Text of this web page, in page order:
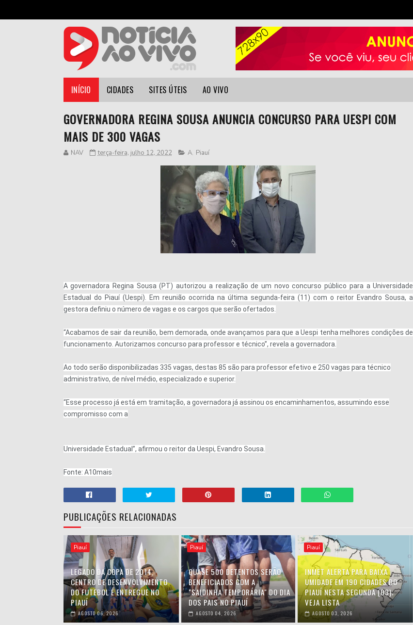
INÍCIO CIDADES SITES ÚTEIS AO VIVO
GOVERNADORA REGINA SOUSA ANUNCIA CONCURSO PARA UESPI COM
MAIS DE 300 VAGAS
NAV terça-feira, julho 12, 2022 A, Piauí
A governadora Regina Sousa (PT) autorizou a realização de um novo concurso público para a Universidade
Estadual do Piauí (Uespi). Em reunião ocorrida na última segunda-feira (11) com o reitor Evandro Sousa, a
gestora definiu o número de vagas e os cargos que serão ofertados.
“Acabamos de sair da reunião, bem demorada, onde avançamos para que a Uespi tenha melhores condições de
funcionamento. Autorizamos concurso para professor e técnico”, revela a governadora.
Ao todo serão disponibilizadas 335 vagas, destas 85 são para professor efetivo e 250 vagas para técnico
administrativo, de nível médio, especializado e superior.
“Esse processo já está em tramitação, a governadora já assinou os encaminhamentos, assumindo esse
compromisso com a
Universidade Estadual”, afirmou o reitor da Uespi, Evandro Sousa.
Fonte: A10mais
PUBLICAÇÕES RELACIONADAS
Piauí
LEGADO DA COPA DE 2014,
CENTRO DE DESENVOLVIMENTO
DO FUTEBOL É ENTREGUE NO
PIAUÍ
AGOSTO 06, 2026
Piauí
QUASE 500 DETENTOS SERÃO
BENEFICIADOS COM A
"SAIDINHA TEMPORÁRIA" DO DIA
DOS PAIS NO PIAUÍ
AGOSTO 04, 2026
Piauí
INMET ALERTA PARA BAIXA
UMIDADE EM 190 CIDADES DO
PIAUÍ NESTA SEGUNDA (03);
VEJA LISTA
AGOSTO 03, 2026